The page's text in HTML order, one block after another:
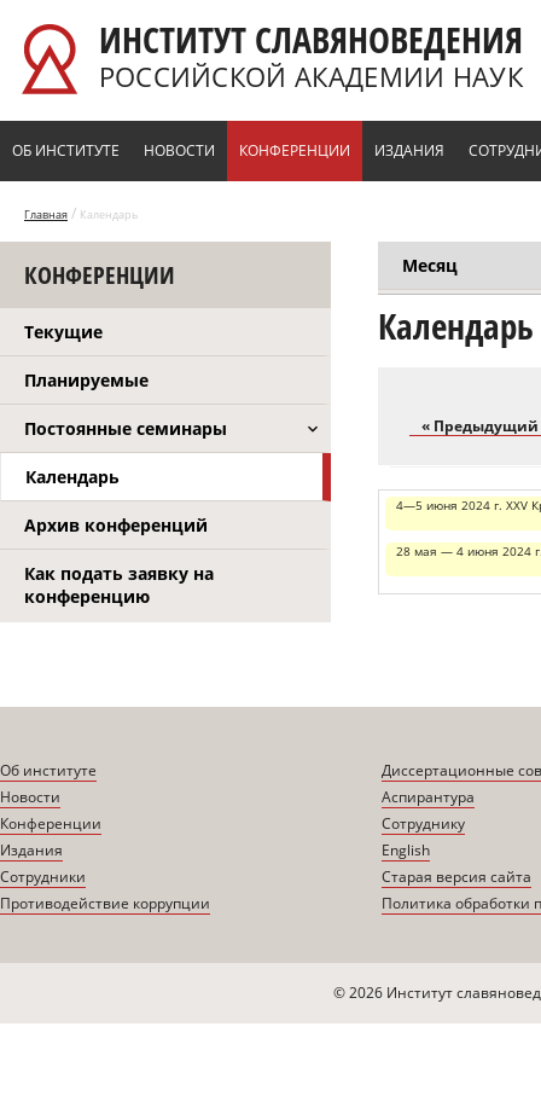
ИНСТИТУТ СЛАВЯНОВЕДЕНИЯ
РОССИЙСКОЙ АКАДЕМИИ НАУК
ОБ ИНСТИТУТЕ НОВОСТИ КОНФЕРЕНЦИИ ИЗДАНИЯ
Главная / Календарь
КОНФЕРЕНЦИИ
Текущие
Планируемые
Постоянные семинары
Календарь
Архив конференций
Как подать заявку на
конференцию
Главные
Месяц
Календарь
« Предыдущий
4—5 июня 2024 г. XXV
28 мая — 4 июня 2024
Об институте
Новости
Конференции
Издания
Сотрудники
Противодействие коррупции
Диссертационные
Аспирантура
Сотруднику
English
Старая версия сайта
Политика обработки
© 2026 Институт